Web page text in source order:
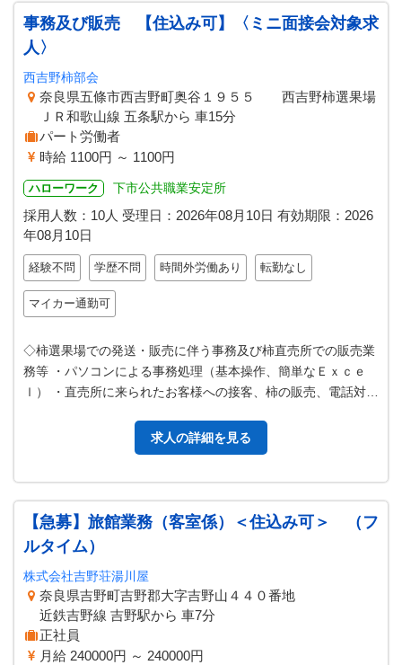
事務及び販売 【住込み可】〈ミニ面接会対象求
人〉
西吉野柿部会
奈良県五條市西吉野町奥谷１９５５ 西吉野柿選果場
ＪＲ和歌山線 五条駅から 車15分
パート労働者
時給 1100円 ～ 1100円
ハローワーク 下市公共職業安定所
採用人数：10人 受理日： 2026年08月10日 有効期限： 2026
年08月10日
経験不問 学歴不問 時間外労働あり 転勤なし
マイカー通勤可
◇柿選果場での発送・販売に伴う事務及び柿直売所での販売業
務等 ・パソコンによる事務処理（基本操作、簡単なＥｘｃｅ
ｌ） ・直売所に来られたお客様への接客、柿の販売、電話対応
求人の詳細を見る
【急募】旅館業務（客室係）＜住込み可＞ （フ
ルタイム）
株式会社吉野荘湯川屋
奈良県吉野町吉野郡大字吉野山４４０番地
近鉄吉野線 吉野駅から 車7分
正社員
月給 240000円 ～ 240000円